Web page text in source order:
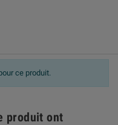
ce produit.
produit ont